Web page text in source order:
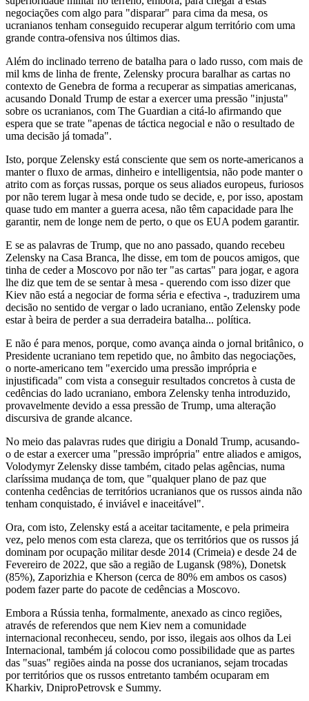
negociações com algo para "disparar" para cima da mesa, os
ucranianos tenham conseguido recuperar algum território com uma
grande contra-ofensiva nos últimos dias.
Além do inclinado terreno de batalha para o lado russo, com mais de
mil kms de linha de frente, Zelensky procura baralhar as cartas no
contexto de Genebra de forma a recuperar as simpatias americanas,
acusando Donald Trump de estar a exercer uma pressão "injusta"
sobre os ucranianos, com The Guardian a citá-lo afirmando que
espera que se trate "apenas de táctica negocial e não o resultado de
uma decisão já tomada".
Isto, porque Zelensky está consciente que sem os norte-americanos a
manter o fluxo de armas, dinheiro e intelligentsia, não pode manter o
atrito com as forças russas, porque os seus aliados europeus, furiosos
por não terem lugar à mesa onde tudo se decide, e, por isso, apostam
quase tudo em manter a guerra acesa, não têm capacidade para lhe
garantir, nem de longe nem de perto, o que os EUA podem garantir.
E se as palavras de Trump, que no ano passado, quando recebeu
Zelensky na Casa Branca, lhe disse, em tom de poucos amigos, que
tinha de ceder a Moscovo por não ter "as cartas" para jogar, e agora
lhe diz que tem de se sentar à mesa - querendo com isso dizer que
Kiev não está a negociar de forma séria e efectiva -, traduzirem uma
decisão no sentido de vergar o lado ucraniano, então Zelensky pode
estar à beira de perder a sua derradeira batalha... política.
E não é para menos, porque, como avança ainda o jornal britânico, o
Presidente ucraniano tem repetido que, no âmbito das negociações,
o norte-americano tem "exercido uma pressão imprópria e
injustificada" com vista a conseguir resultados concretos à custa de
cedências do lado ucraniano, embora Zelensky tenha introduzido,
provavelmente devido a essa pressão de Trump, uma alteração
discursiva de grande alcance.
No meio das palavras rudes que dirigiu a Donald Trump, acusando-
o de estar a exercer uma "pressão imprópria" entre aliados e amigos,
Volodymyr Zelensky disse também, citado pelas agências, numa
claríssima mudança de tom, que "qualquer plano de paz que
contenha cedências de territórios ucranianos que os russos ainda não
tenham conquistado, é inviável e inaceitável".
Ora, com isto, Zelensky está a aceitar tacitamente, e pela primeira
vez, pelo menos com esta clareza, que os territórios que os russos já
dominam por ocupação militar desde 2014 (Crimeia) e desde 24 de
Fevereiro de 2022, que são a região de Lugansk (98%), Donetsk
(85%), Zaporizhia e Kherson (cerca de 80% em ambos os casos)
podem fazer parte do pacote de cedências a Moscovo.
Embora a Rússia tenha, formalmente, anexado as cinco regiões,
através de referendos que nem Kiev nem a comunidade
internacional reconheceu, sendo, por isso, ilegais aos olhos da Lei
Internacional, também já colocou como possibilidade que as partes
das "suas" regiões ainda na posse dos ucranianos, sejam trocadas
por territórios que os russos entretanto também ocuparam em
Kharkiv, DniproPetrovsk e Summy.